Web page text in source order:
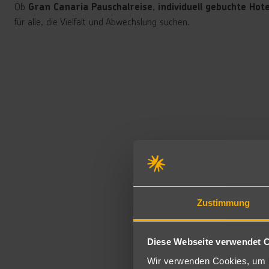
Zustimmung
Diese Webseite verwendet
Wir verwenden Cookies,
Ob Gran Canaria Pauschalreise, individuell gebuchte
für alle, die Vielfalt und Abwechslung suchen.